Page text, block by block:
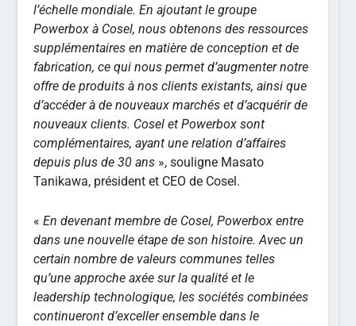
l’échelle mondiale. En ajoutant le groupe
Powerbox à Cosel, nous obtenons des ressources
supplémentaires en matière de conception et de
fabrication, ce qui nous permet d’augmenter notre
offre de produits à nos clients existants, ainsi que
d’accéder à de nouveaux marchés et d’acquérir de
nouveaux clients. Cosel et Powerbox sont
complémentaires, ayant une relation d’affaires
depuis plus de 30 ans », souligne Masato
Tanikawa, président et CEO de Cosel.
«En devenant membre de Cosel, Powerbox entre
dans une nouvelle étape de son histoire. Avec un
certain nombre de valeurs communes telles
qu’une approche axée sur la qualité et le
leadership technologique, les sociétés combinées
continueront d’exceller ensemble dans le